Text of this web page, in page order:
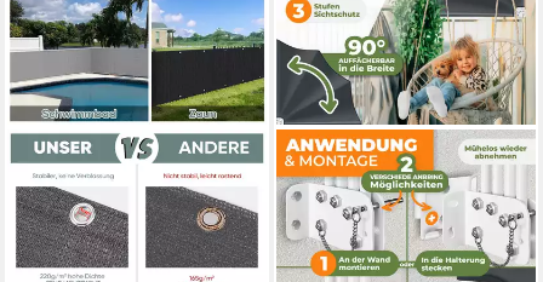
SEKEY
Balkonsichtschutz
Balkonverkleidungen
Sichtschutz
Balkonbespannung
KESSER
Balkonsichtschutz
Balkonfächer klappbar mit
Wandhalterung 140x140cm
Markise Sichtschutz